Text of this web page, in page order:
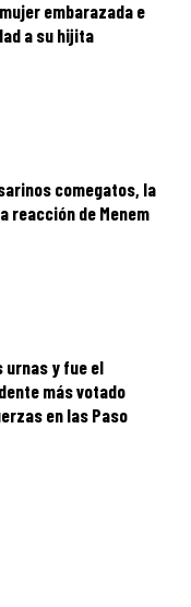
embarazada e
a su hijita
comegatos, la
reacción de Menem
urnas y fue el
más votado
en las Paso